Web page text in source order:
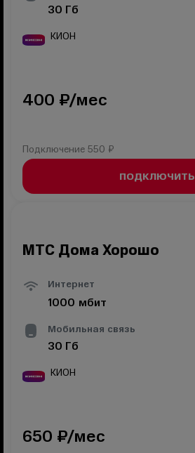
30 Гб
КИОН
400 ₽/мес
Подключение 550 ₽
ПОДКЛЮЧИТЬ
МТС Дома Хорошо
Интернет
1000 мбит
Мобильная связь
30 Гб
КИОН
650 ₽/мес